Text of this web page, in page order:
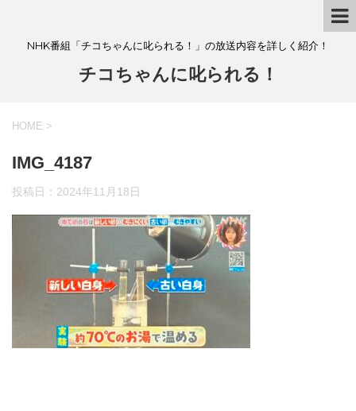
NHK番組「チコちゃんに叱られる！」の放送内容を詳しく紹介！
チコちゃんに叱られる！
HOME >
IMG_4187
投稿日： 2024年11月18日